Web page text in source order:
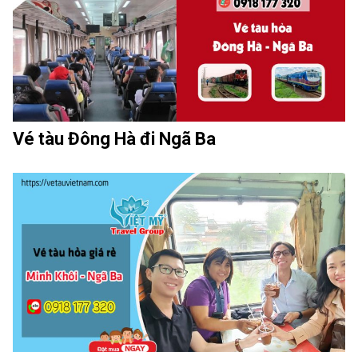
Vé tàu Đông Hà đi Ngã Ba